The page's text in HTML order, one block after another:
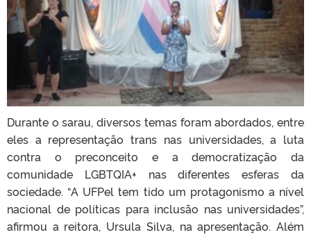
Durante o sarau, diversos temas foram abordados, entre
eles a representação trans nas universidades, a luta
contra o preconceito e a democratização da
comunidade LGBTQIA+ nas diferentes esferas da
sociedade. “A UFPel tem tido um protagonismo a nível
nacional de políticas para inclusão nas universidades”,
afirmou a reitora, Ursula Silva, na apresentação. Além